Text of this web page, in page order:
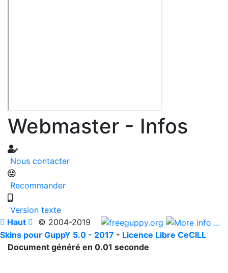
Webmaster - Infos
Nous contacter
Recommander
Version texte
 Haut  © 2004-2019
Skins pour GuppY 5.0 - 2017 - Licence Libre CeCILL
Document généré en 0.01 seconde